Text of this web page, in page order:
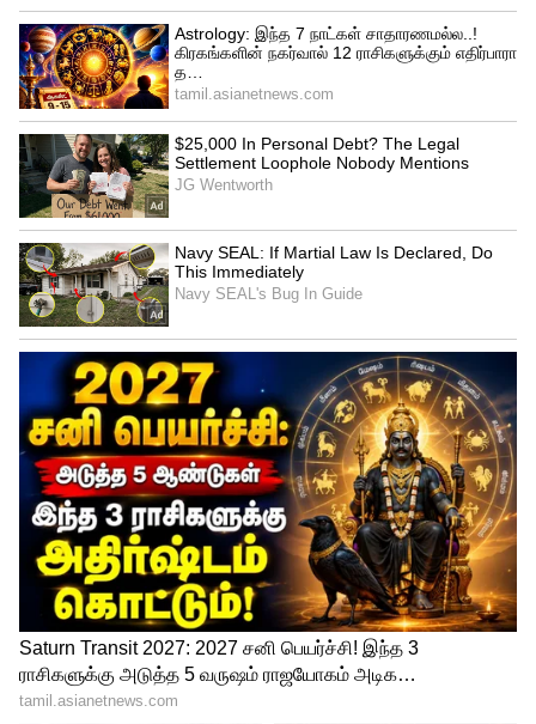
ஓடக்கூடிய ஒரு பைக் வேணும்னா, இதுதான்
பெஸ்ட் சாய்ஸ். இதோட எக்ஸ்-ஷோரூம்
விலை ₹81,068-ல இருந்து தொடங்குது.
4
9
Image Credit :Google